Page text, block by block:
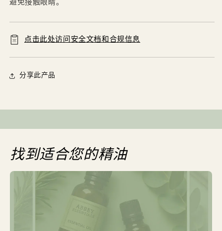
避免接触眼睛。
点击此处访问安全文档和合规信息
分享此产品
找到适合您的精油